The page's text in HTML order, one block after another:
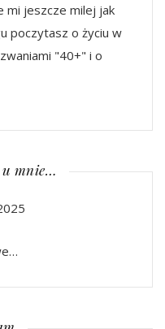
mi jeszcze milej jak
poczytasz o życiu w
"40+" i o
mnie…